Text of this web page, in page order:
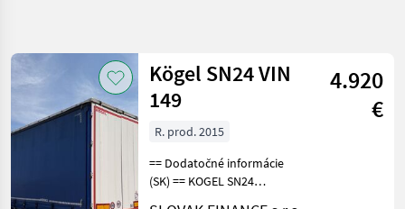
Kategoria 4 Kraj Filtry
Zresetuj
Pokaż 7
Kögel SN24 VIN
149
4.920
€
R. prod. 2015
== Dodatočné informácie
(SK) == KOGEL SN24